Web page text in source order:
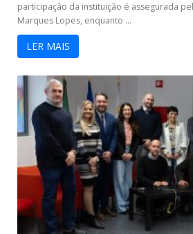
participação da instituição é assegurada
Marques Lopes, enquanto ...
LER MAIS